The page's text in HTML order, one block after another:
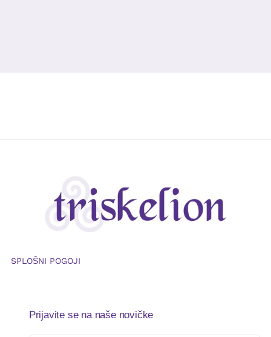
SPLOŠNI POGOJI
Prijavite se na naše novičke